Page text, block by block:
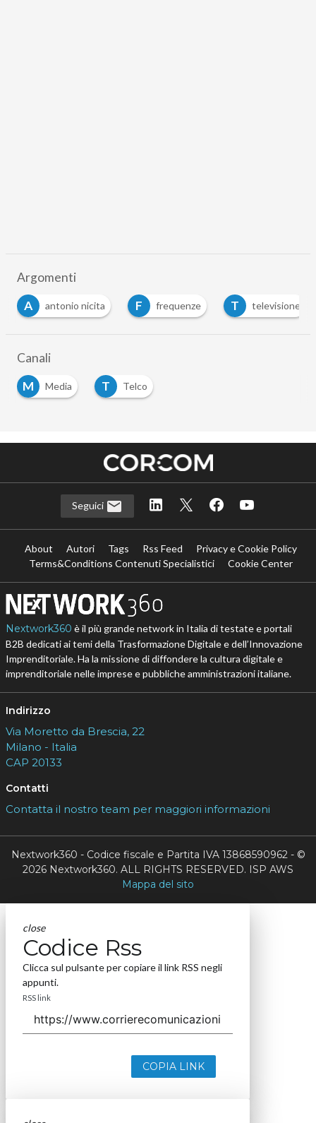
Argomenti
A
antonio nicita F frequenze T televisione
Canali
M
Media T Telco
Seguici
About Autori Tags Rss Feed
Privacy e Cookie Policy
Terms&Conditions Contenuti Specialistici
Cookie Center
Nextwork360 è il più grande network in Italia di testate e portali
B2B dedicati ai temi della Trasformazione Digitale e dell’Innovazione
Imprenditoriale. Ha la missione di diffondere la cultura digitale e
imprenditoriale nelle imprese e pubbliche amministrazioni italiane.
Indirizzo
Via Moretto da Brescia, 22
Milano - Italia
CAP 20133
Contatti
Contatta il nostro team per maggiori informazioni
Nextwork360 - Codice fiscale e Partita IVA 13868590962 - ©
2026 Nextwork360. ALL RIGHTS RESERVED. ISP AWS
Mappa del sito
close
Codice Rss
Clicca sul pulsante per copiare il link RSS negli
appunti.
RSS link
COPIA LINK